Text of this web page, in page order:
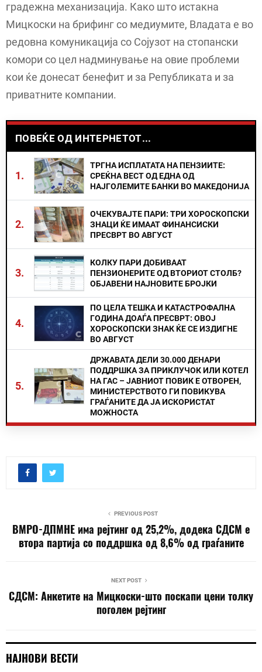
градежна механизација. Како што истакна
Мицкоски на брифинг со медиумите, Владата е во
редовна комуникација со Сојузот на стопански
комори со цел надминување на овие проблеми
кои ќе донесат бенефит и за Републиката и за
приватните компании.
ПОВЕЌЕ ОД ИНТЕРНЕТОТ...
1.
ТРГНА ИСПЛАТАТА НА ПЕНЗИИТЕ:
СРЕЌНА ВЕСТ ОД ЕДНА ОД
НАЈГОЛЕМИТЕ БАНКИ ВО МАКЕДОНИЈА
2.
ОЧЕКУВАЈТЕ ПАРИ: ТРИ ХОРОСКОПСКИ
ЗНАЦИ ЌЕ ИМААТ ФИНАНСИСКИ
ПРЕСВРТ ВО АВГУСТ
3.
КОЛКУ ПАРИ ДОБИВААТ
ПЕНЗИОНЕРИТЕ ОД ВТОРИОТ СТОЛБ?
ОБЈАВЕНИ НАЈНОВИТЕ БРОЈКИ
4.
ПО ЦЕЛА ТЕШКА И КАТАСТРОФАЛНА
ГОДИНА ДОАЃА ПРЕСВРТ: ОВОЈ
ХОРОСКОПСКИ ЗНАК ЌЕ СЕ ИЗДИГНЕ
ВО АВГУСТ
5.
ДРЖАВАТА ДЕЛИ 30.000 ДЕНАРИ
ПОДДРШКА ЗА ПРИКЛУЧОК ИЛИ КОТЕЛ
НА ГАС – ЈАВНИОТ ПОВИК Е ОТВОРЕН,
МИНИСТЕРСТВОТО ГИ ПОВИКУВА
ГРАЃАНИТЕ ДА ЈА ИСКОРИСТАТ
МОЖНОСТА
PREVIOUS POST
ВМРО-ДПМНЕ има рејтинг од 25,2%, додека СДСМ е
втора партија со поддршка од 8,6% од граѓаните
NEXT POST
СДСМ: Анкетите на Мицкоски-што поскапи цени толку
поголем рејтинг
НАЈНОВИ ВЕСТИ